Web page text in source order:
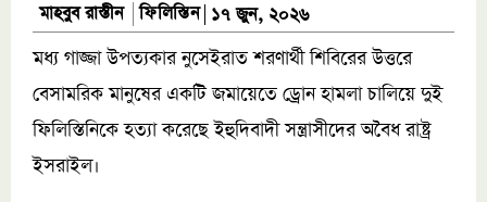
মাহবুব রাস্তীন ফিলিস্তিন ১৭ জুন, ২০২৬
মধ্য গাজ্জা উপত্যকার নুসেইরাত শরণার্থী শিবিরের উত্তরে
বেসামরিক মানুষের একটি জমায়েতে ড্রোন হামলা চালিয়ে দুই
ফিলিস্তিনিকে হত্যা করেছে ইহুদিবাদী সন্ত্রাসীদের অবৈধ রাষ্ট্র
ইসরাইল।